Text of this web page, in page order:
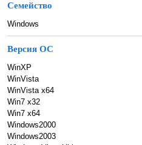
Семейство
Windows
Версия ОС
WinXP
WinVista
WinVista x64
Win7 x32
Win7 x64
Windows2000
Windows2003